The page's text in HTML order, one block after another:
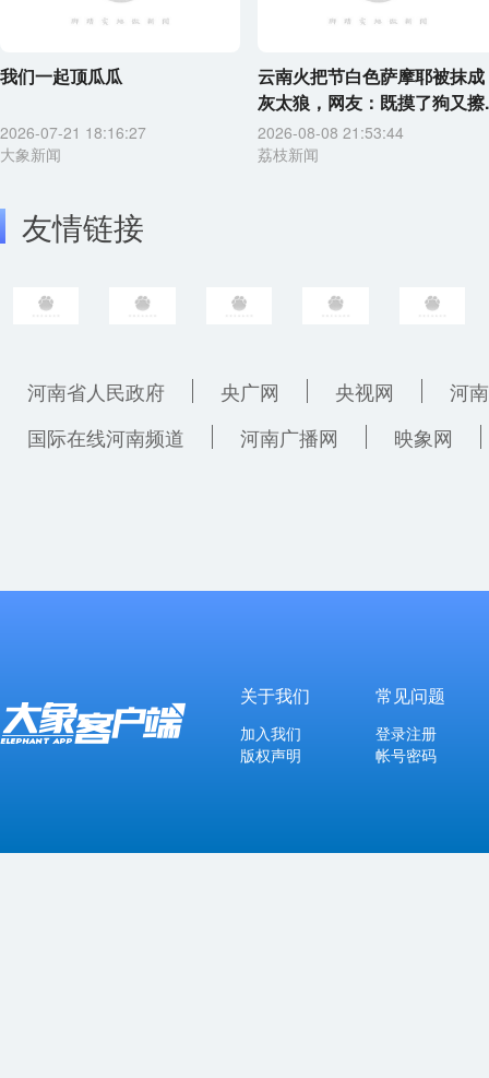
我们一起顶瓜瓜
2026-07-21 18:16:27
大象新闻
云南火把节白色萨摩耶被抹成
灰太狼，网友：既摸了狗又擦
2026-08-08 21:53:44
荔枝新闻
友情链接
河南省人民政府 央广网 央视网
河
国际在线河南频道
河南广播网 映象网
关于我们
加入我们
版权声明
常见问题
登录注册
帐号密码